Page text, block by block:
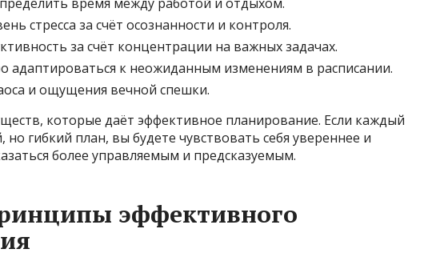
стресса за счёт осознанности и контроля.
за счёт концентрации на важных задачах.
адаптироваться к неожиданным изменениям в расписании.
и ощущения вечной спешки.
которые даёт эффективное планирование. Если каждый
но гибкий план, вы будете чувствовать себя увереннее и
более управляемым и предсказуемым.
эффективного